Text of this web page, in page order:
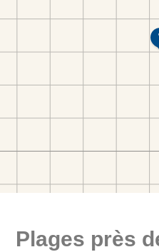
Plages près